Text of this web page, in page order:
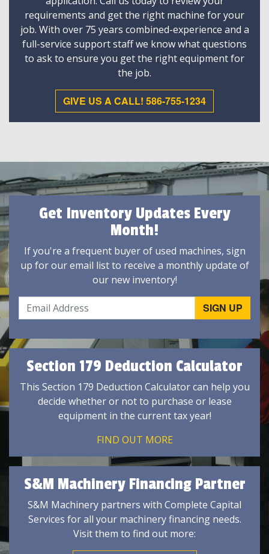
requirements and get the right machine for your
job. With over 75 years combined-experience and a
full-service support staff we know what questions
to ask to ensure you get the right equipment for
the job.
GIVE US A CALL! 586-755-1234
Get Inventory Updates Every
Month!
If you're a frequent buyer of used machines, sign
up for our email list to receive a monthly update of
our new inventory!
Section 179 Deduction Calculator
This Section 179 Deduction Calculator can help you
decide whether or not to purchase or lease
equipment in the current tax year!
FIND OUT MORE
S&M Machinery Financing Partner
S&M Machinery partners with Complete Capital
Services for all your machinery financing needs.
Visit them to find out more: